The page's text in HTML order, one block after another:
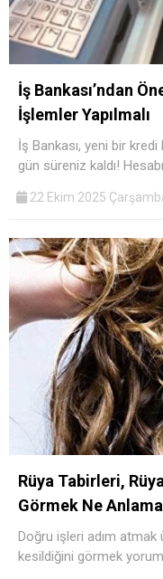
İş Bankası’ndan
İşlemler Yapılmalı
İş Bankası, yeni bir kredi
gün süreniz kaldı!
22 Ekim 2025
Rüya Tabirleri,
Görmek Ne
Doğru işleri adım atmak
kesildiğini görmek